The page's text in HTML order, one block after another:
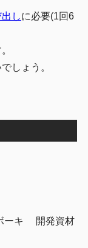
しに必要(1回6
しょう。
ーキ 開発資材